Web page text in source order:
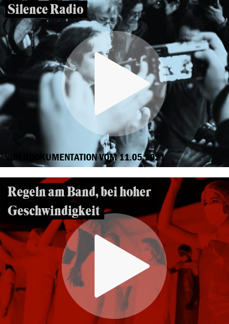
Silence Radio
VIDEODOKUMENTATION VOM 11.05.2021
Regeln am Band, bei hoher
Geschwindigkeit